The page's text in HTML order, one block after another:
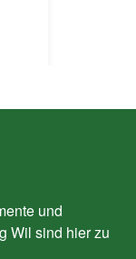
und
Wil sind hier zu